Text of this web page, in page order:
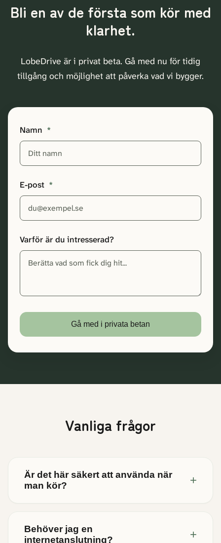
Bli en av de första som kör med
klarhet.
LobeDrive är i privat beta. Gå med nu för tidig
tillgång och möjlighet att påverka vad vi bygger.
Namn *
E-post *
Varför är du intresserad?
Gå med i privata betan
Vanliga frågor
Är det här säkert att använda när
man kör?
+
högsta prioritet. All interaktion är handsfree eller
kräver ett enda tryck på en stor knapp.
Behöver jag en
internetanslutning?
+